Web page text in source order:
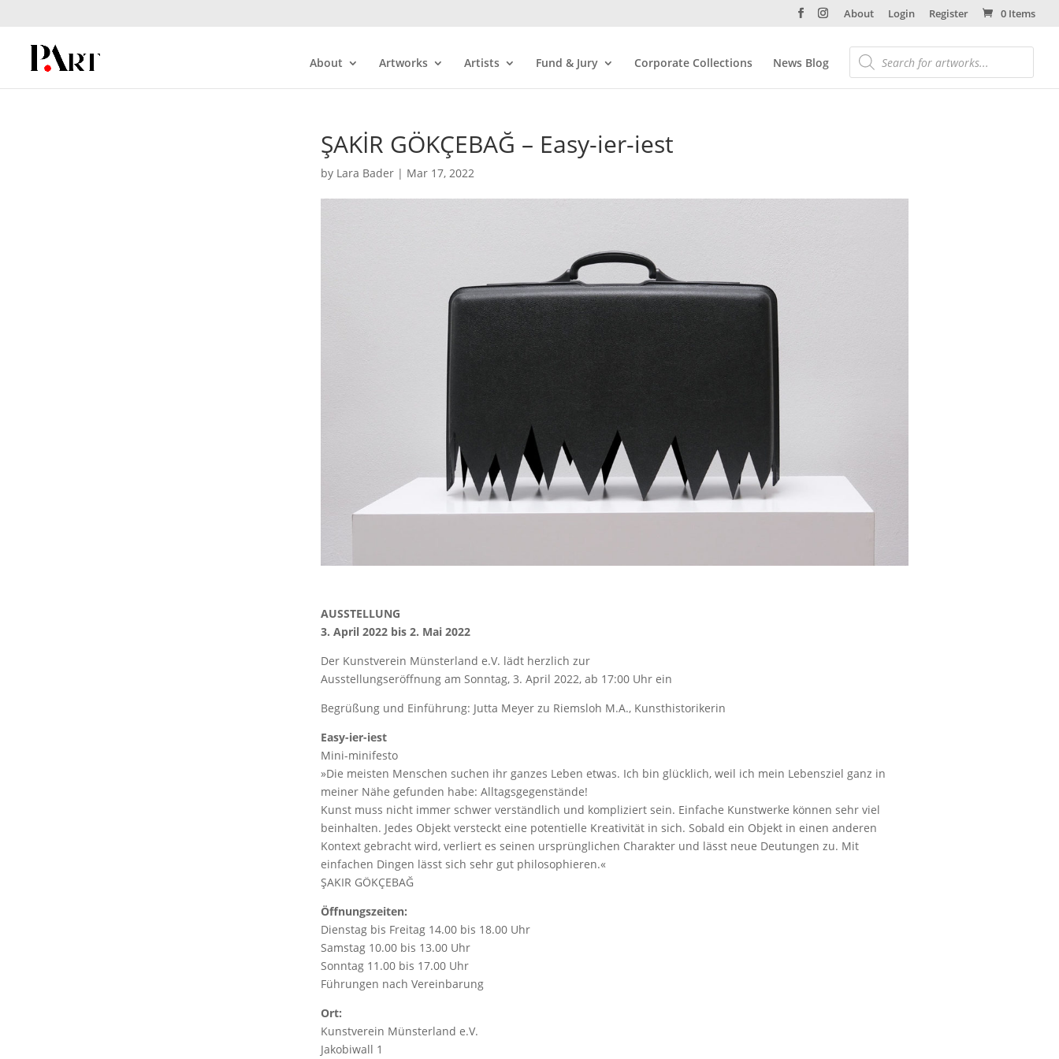
About Login Register 0 Items
About Artworks Artists Fund & Jury Corporate Collections News Blog
ŞAKİR GÖKÇEBAĞ – Easy-ier-iest
by Lara Bader | Mar 17, 2022
AUSSTELLUNG
3. April 2022 bis 2. Mai 2022
Der Kunstverein Münsterland e.V. lädt herzlich zur
Ausstellungseröffnung am Sonntag, 3. April 2022, ab 17:00 Uhr ein
Begrüßung und Einführung: Jutta Meyer zu Riemsloh M.A., Kunsthistorikerin
Easy-ier-iest
Mini-minifesto
»Die meisten Menschen suchen ihr ganzes Leben etwas. Ich bin glücklich, weil ich mein Lebensziel ganz in
meiner Nähe gefunden habe: Alltagsgegenstände!
Kunst muss nicht immer schwer verständlich und kompliziert sein. Einfache Kunstwerke können sehr viel
beinhalten. Jedes Objekt versteckt eine potentielle Kreativität in sich. Sobald ein Objekt in einen anderen
Kontext gebracht wird, verliert es seinen ursprünglichen Charakter und lässt neue Deutungen zu. Mit
einfachen Dingen lässt sich sehr gut philosophieren.«
ŞAKIR GÖKÇEBAĞ
Öffnungszeiten:
Dienstag bis Freitag 14.00 bis 18.00 Uhr
Samstag 10.00 bis 13.00 Uhr
Sonntag 11.00 bis 17.00 Uhr
Führungen nach Vereinbarung
Ort:
Kunstverein Münsterland e.V.
Jakobiwall 1